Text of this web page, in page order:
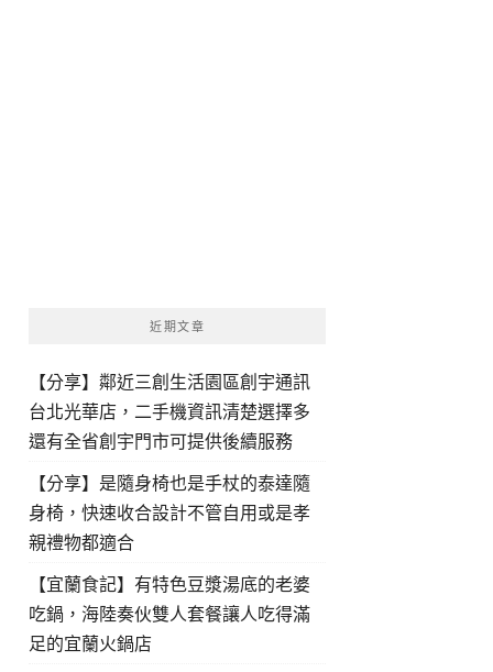
近期文章
【分享】鄰近三創生活園區創宇通訊
台北光華店，二手機資訊清楚選擇多
還有全省創宇門市可提供後續服務
【分享】是隨身椅也是手杖的泰達隨
身椅，快速收合設計不管自用或是孝
親禮物都適合
【宜蘭食記】有特色豆漿湯底的老婆
吃鍋，海陸奏伙雙人套餐讓人吃得滿
足的宜蘭火鍋店